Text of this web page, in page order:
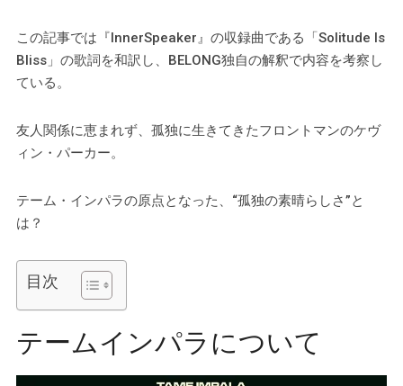
この記事では『InnerSpeaker』の収録曲である「Solitude Is
Bliss」の歌詞を和訳し、BELONG独自の解釈で内容を考察し
ている。
友人関係に恵まれず、孤独に生きてきたフロントマンのケヴ
ィン・パーカー。
テーム・インパラの原点となった、“孤独の素晴らしさ”と
は？
目次
テームインパラについて